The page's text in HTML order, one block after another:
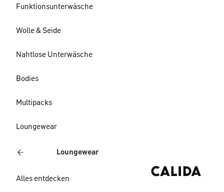
Funktionsunterwäsche
Wolle & Seide
Nahtlose Unterwäsche
Bodies
Multipacks
Loungewear
Loungewear
Alles entdecken